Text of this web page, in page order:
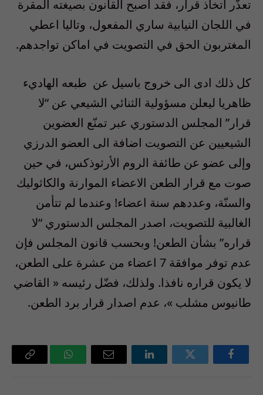
تعذّر اتخاذ قرار، فقد اصبح القانون بصيغته المقرة
في اللجان النيابية ساري المفعول، وتاليا اعطي
المغتربون الحق في التصويت في اماكن تواجدهم.
كل ذلك ادى الى خروج باسيل عن طبعه الهاديء
ظاهريا ليعلن مسؤولية الثنائي الشيعي عن “لا
قرار ” المجلس الدستوري عبر تمنّع العضوين
الشيعيين عن التصويت اضافة الى العضو الدرزي
وإلى عضو عن طائفة الروم الأرثوذكس، في حين
صوت مع قرار الطعن الاعضاء الموارنة والكاثوليك
والسنّة، وعددهم سنة اعضاء! وعندما لم تتأمن
الغالبية للتصويت، اصدر المجلس الدستوري “لا
قراره” بشأن الطعن! وبحسب قانون المجلس فإن
عدم توفر موافقة
اعضاء من عشرة على الطعن،
لا يكون قراره نافذا. ولذلك، فضّل رئيسه « القاضي
طانيوس مشلب »، عدم اصدار قرار برد الطعن.
فيسبوك تويتر لينكدإن
البريد
واتساب Copy